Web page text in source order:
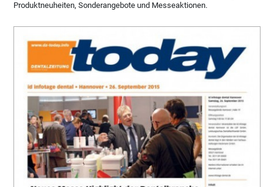
Produktneuheiten, Sonderangebote und Messeaktionen.